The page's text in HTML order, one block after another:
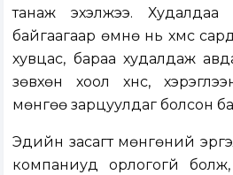
танаж эхэлжээ. Худалдаа
байгаагаар өмнө нь хүмүүс
хувцас, бараа худалдаж
зөвхөн хоол хүнс,
мөнгөө зарцуулдаг болсон
Эдийн засагт мөнгөний
компаниуд орлогогүй